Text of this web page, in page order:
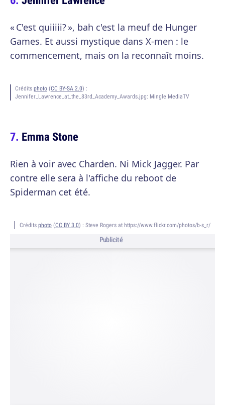
« C'est quiiiii? », bah c'est la meuf de Hunger
Games. Et aussi mystique dans X-men : le
commencement, mais on la reconnaît moins.
Crédits photo (CC BY-SA 2.0) :
Jennifer_Lawrence_at_the_83rd_Academy_Awards.jpg: Mingle MediaTV
Emma Stone
Rien à voir avec Charden. Ni Mick Jagger. Par
contre elle sera à l'affiche du reboot de
Spiderman cet été.
Crédits photo (CC BY 3.0) : Steve Rogers at https://www.flickr.com/photos/b-s_r/
Publicité